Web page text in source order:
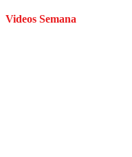
Videos Semana